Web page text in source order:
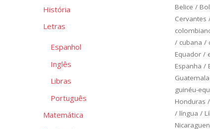
Belice /
Cervantes
/ cubana /
Equador/
Espanha /
Guatemala
guinéu-
Honduras /
/ língua /
História
Letras
Espanhol
Inglês
Libras
Português
Matemática